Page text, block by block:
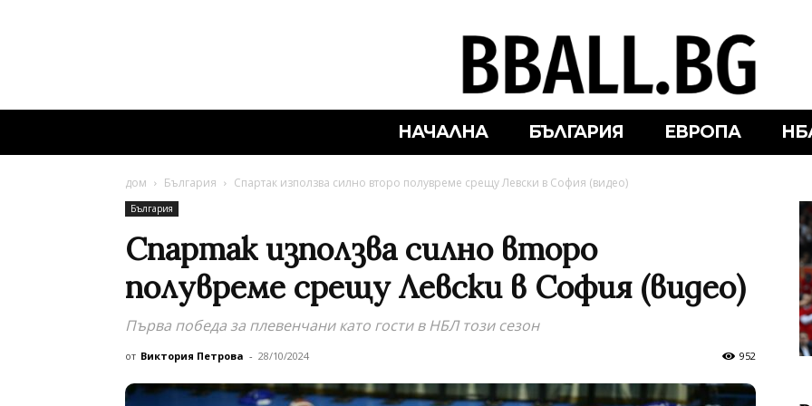
НАЧАЛНА БЪЛГАРИЯ ЕВРОПА
дом България Спартак използва силно второ полувреме срещу Левски в София (видео)
България
Спартак използва силно второ
полувреме срещу Левски в София (видео)
Първа победа за плевенчани като гости в НБЛ този сезон
от Виктория Петрова - 28/10/2024 952